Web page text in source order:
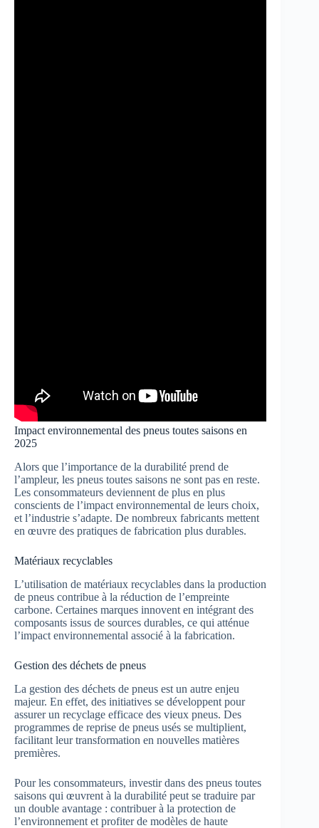
Impact environnemental des pneus toutes saisons en
2025
Alors que l’importance de la durabilité prend de
l’ampleur, les pneus toutes saisons ne sont pas en reste.
Les consommateurs deviennent de plus en plus
conscients de l’impact environnemental de leurs choix,
et l’industrie s’adapte. De nombreux fabricants mettent
en œuvre des pratiques de fabrication plus durables.
Matériaux recyclables
L’utilisation de matériaux recyclables dans la production
de pneus contribue à la réduction de l’empreinte
carbone. Certaines marques innovent en intégrant des
composants issus de sources durables, ce qui atténue
l’impact environnemental associé à la fabrication.
Gestion des déchets de pneus
La gestion des déchets de pneus est un autre enjeu
majeur. En effet, des initiatives se développent pour
assurer un recyclage efficace des vieux pneus. Des
programmes de reprise de pneus usés se multiplient,
facilitant leur transformation en nouvelles matières
premières.
Pour les consommateurs, investir dans des pneus toutes
saisons qui œuvrent à la durabilité peut se traduire par
un double avantage : contribuer à la protection de
l’environnement et profiter de modèles de haute